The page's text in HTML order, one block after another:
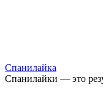
Спанилайка
Спанилайки — это